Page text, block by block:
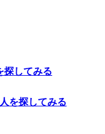
探してみる
を探してみる